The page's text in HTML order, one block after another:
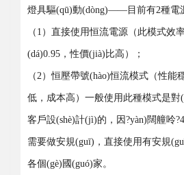
燈具驅(qū)動(dòng)——目前有2種電
（1）直接使用恒流電源（此模式效率
(dá)0.95，性價(jià)比高）；
（2）恒壓帶號(hào)恒流模式（性能
低，成本高）一般使用此種模式是對
客戶設(shè)計(jì)的，因?yàn)闊艟
需要做安規(guī)，直接使用有安規
各個(gè)國(guó)家。